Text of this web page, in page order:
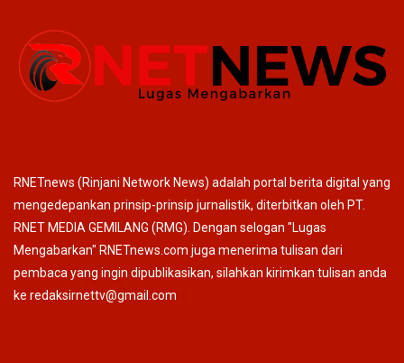
RNETnews (Rinjani Network News) adalah portal berita digital yang
mengedepankan prinsip-prinsip jurnalistik, diterbitkan oleh PT.
RNET MEDIA GEMILANG (RMG). Dengan selogan "Lugas
Mengabarkan" RNETnews.com juga menerima tulisan dari
pembaca yang ingin dipublikasikan, silahkan kirimkan tulisan anda
ke redaksirnettv@gmail.com